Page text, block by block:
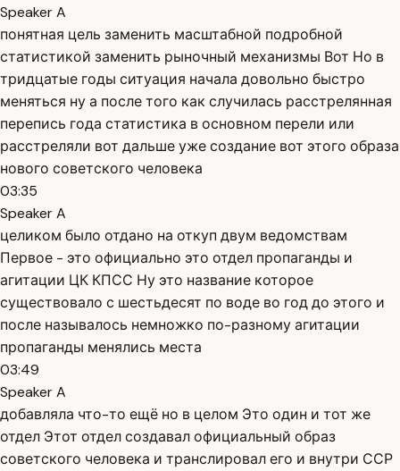
Speaker A
понятная цель заменить масштабной подробной
статистикой заменить рыночный механизмы Вот Но в
тридцатые годы ситуация начала довольно быстро
меняться ну а после того как случилась расстрелянная
перепись года статистика в основном перели или
расстреляли вот дальше уже создание вот этого образа
нового советского человека
03:35
Speaker A
целиком было отдано на откуп двум ведомствам
Первое - это официально это отдел пропаганды и
агитации ЦК КПСС Ну это название которое
существовало с шестьдесят по воде во год до этого и
после называлось немножко по-разному агитации
пропаганды менялись места
03:49
Speaker A
добавляла что-то ещё но в целом Это один и тот же
отдел Этот отдел создавал официальный образ
советского человека и транслировал его и внутри ССР